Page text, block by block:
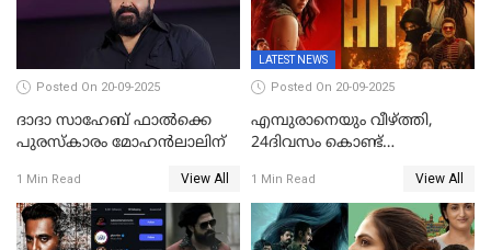
Posted On 20-09-2025
ദാദാ സാഹേബ് ഫാൽക്കെ
പുരസ്‌കാരം മോഹൻലാലിന്
1 Min Read View All
LATEST NEWS
Posted On 20-09-2025
എമ്പുരാനെയും വീഴ്ത്തി,
24ദിവസം കൊണ്ട്
ഇൻഡസ്ട്രി ഹിറ്റ്;
റെക്കോർഡുമായി ലോക
1 Min Read View All